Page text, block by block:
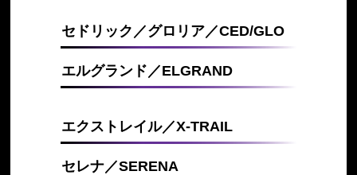
セドリック／グロリア／CED/GLO
エルグランド／ELGRAND
エクストレイル／X-TRAIL
セレナ／SERENA